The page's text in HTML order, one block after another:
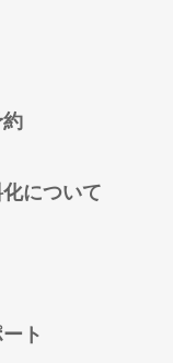
について
ト